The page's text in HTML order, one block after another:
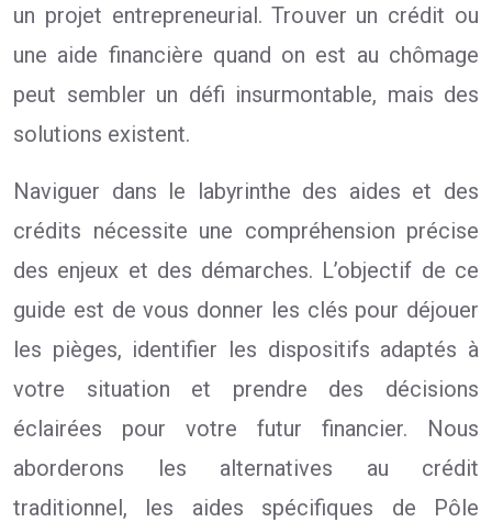
un projet entrepreneurial. Trouver un crédit ou
une aide financière quand on est au chômage
peut sembler un défi insurmontable, mais des
solutions existent.
Naviguer dans le labyrinthe des aides et des
crédits nécessite une compréhension précise
des enjeux et des démarches. L’objectif de ce
guide est de vous donner les clés pour déjouer
les pièges, identifier les dispositifs adaptés à
votre situation et prendre des décisions
éclairées pour votre futur financier. Nous
aborderons les alternatives au crédit
traditionnel, les aides spécifiques de Pôle